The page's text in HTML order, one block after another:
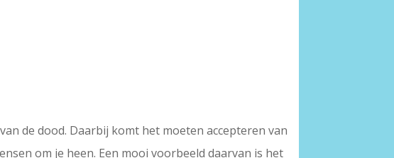
de dood. Daarbij komt het moeten accepteren van
om je heen. Een mooi voorbeeld daarvan is het